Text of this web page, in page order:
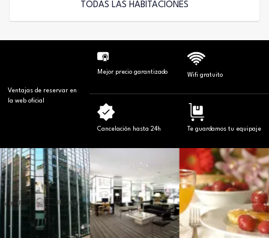
TODAS LAS HABITACIONES
Ventajas de reservar en
la web oficial
Mejor precio garantizado Wifi gratuito
Cancelación hasta 24h Te guardamos tu equipaje